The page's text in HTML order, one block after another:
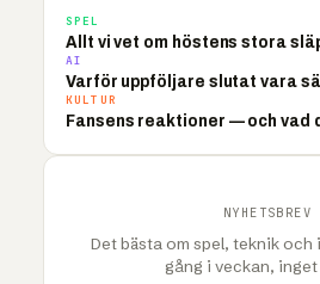
SPEL
Allt vi vet om höstens stora
AI
Varför uppföljare slutat vara
KULTUR
Fansens reaktioner — och vad
NYHETSBREV
Det bästa om spel, teknik och
gång i veckan,